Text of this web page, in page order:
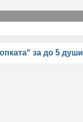
за до 5 души